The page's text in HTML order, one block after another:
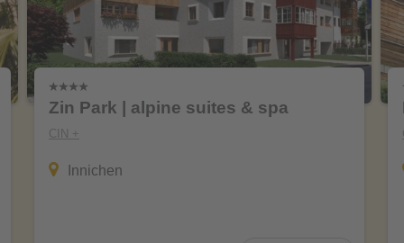
Zin Park | alpine suites & spa
CIN +
Innichen